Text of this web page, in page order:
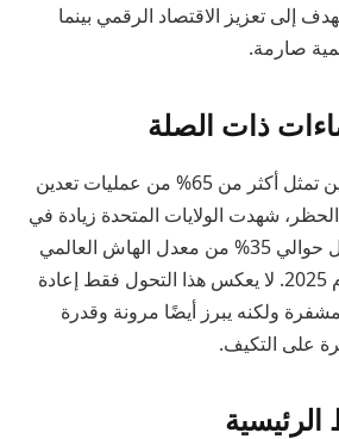
إلى تعزيز الاقتصاد الرقمي بينما
صارمة.
ذات الصلة
قبل الحظر، كانت الصين تمثل أكثر من 65% من عمليات تعدين
الحظر، شهدت الولايات المتحدة زيادة في
حصتها، حيث كانت تمثل حوالي 35% من معدل الهاش العالمي
اعتبارًا من منتصف عام 2025. لا يعكس هذا التحول فقط إعادة
ولكنه يبرز أيضًا مرونة وقدرة
على التكيف.
الرئيسية